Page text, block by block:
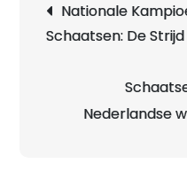
Nationale
Schaatsen: De
Nederlandse